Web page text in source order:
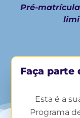
Pré-
Faça parte
Esta é a
Programa